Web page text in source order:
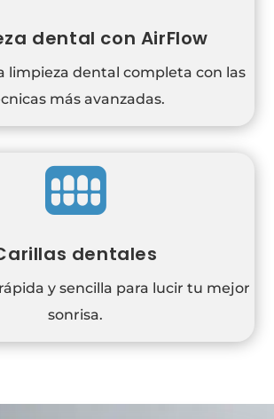
dental con AirFlow
limpieza dental completa con las
más avanzadas.

dentales
y sencilla para lucir tu mejor
sonrisa.